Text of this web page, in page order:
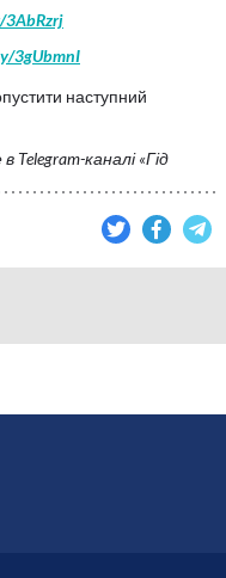
3gUbmnI
наступний
каналі «Гід